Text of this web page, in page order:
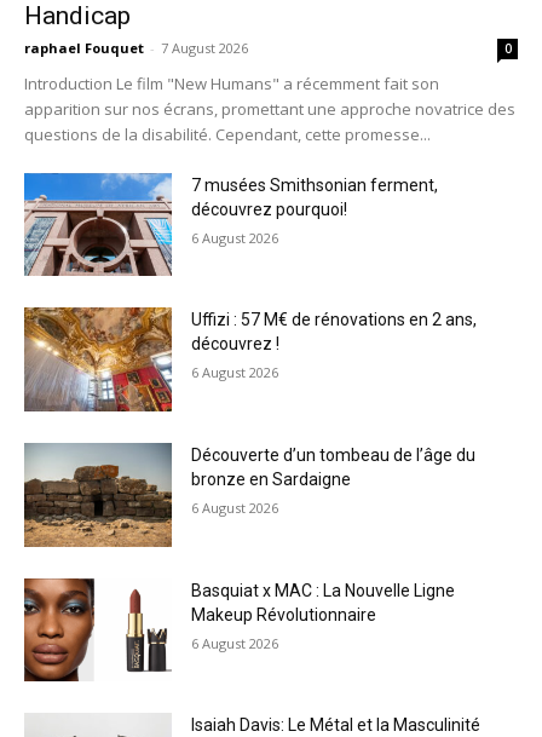
Handicap
raphael Fouquet - 7 August 2026 0
Introduction Le film "New Humans" a récemment fait son
apparition sur nos écrans, promettant une approche novatrice des
questions de la disabilité. Cependant, cette promesse...
7 musées Smithsonian ferment,
découvrez pourquoi!
6 August 2026
Uffizi : 57 M€ de rénovations en 2 ans,
découvrez !
6 August 2026
Découverte d’un tombeau de l’âge du
bronze en Sardaigne
6 August 2026
Basquiat x MAC : La Nouvelle Ligne
Makeup Révolutionnaire
6 August 2026
Isaiah Davis: Le Métal et la Masculinité